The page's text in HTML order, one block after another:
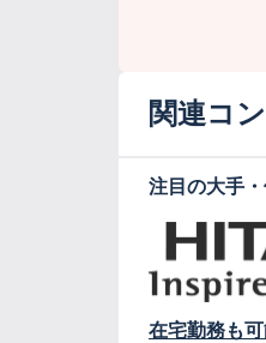
関連コ
注目の大手
在宅勤務も